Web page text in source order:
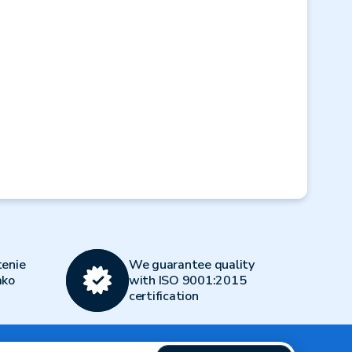
We guarantee quality
with ISO 9001:2015
certification